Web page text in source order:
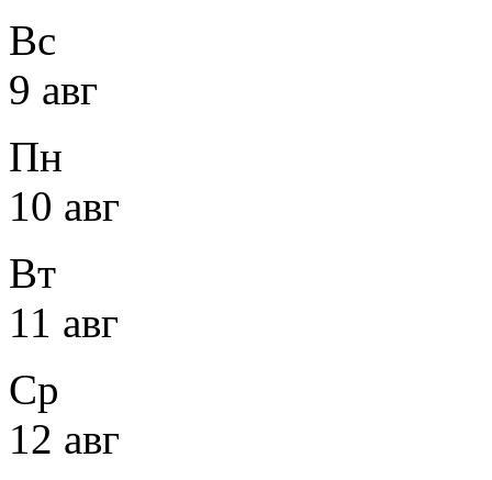
Вс
9 авг
Пн
10 авг
Вт
11 авг
Ср
12 авг